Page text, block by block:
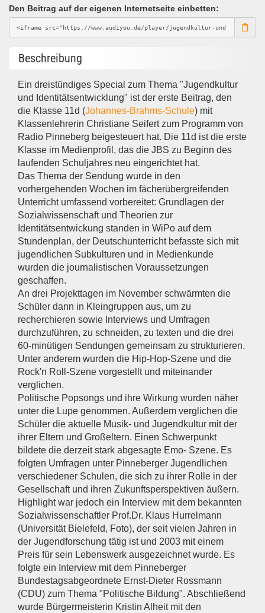
Den Beitrag auf der eigenen Internetseite einbetten:
Beschreibung
Ein dreistündiges Special zum Thema "Jugendkultur
und Identitätsentwicklung" ist der erste Beitrag, den
die Klasse 11d (Johannes-Brahms-Schule) mit
Klassenlehrerin Christiane Seifert zum Programm von
Radio Pinneberg beigesteuert hat. Die 11d ist die erste
Klasse im Medienprofil, das die JBS zu Beginn des
laufenden Schuljahres neu eingerichtet hat.
Das Thema der Sendung wurde in den
vorhergehenden Wochen im fächerübergreifenden
Unterricht umfassend vorbereitet: Grundlagen der
Sozialwissenschaft und Theorien zur
Identitätsentwickung standen in WiPo auf dem
Stundenplan, der Deutschunterricht befasste sich mit
jugendlichen Subkulturen und in Medienkunde
wurden die journalistischen Voraussetzungen
geschaffen.
An drei Projekttagen im November schwärmten die
Schüler dann in Kleingruppen aus, um zu
recherchieren sowie Interviews und Umfragen
durchzuführen, zu schneiden, zu texten und die drei
60-minütigen Sendungen gemeinsam zu strukturieren.
Unter anderem wurden die Hip-Hop-Szene und die
Rock'n Roll-Szene vorgestellt und miteinander
verglichen.
Politische Popsongs und ihre Wirkung wurden näher
unter die Lupe genommen. Außerdem verglichen die
Schüler die aktuelle Musik- und Jugendkultur mit der
ihrer Eltern und Großeltern. Einen Schwerpunkt
bildete die derzeit stark abgesagte Emo- Szene. Es
folgten Umfragen unter Pinneberger Jugendlichen
verschiedener Schulen, die sich zu ihrer Rolle in der
Gesellschaft und ihren Zukunftsperspektiven äußern.
Highlight war jedoch ein Interview mit dem bekannten
Sozialwissenschaftler Prof.Dr. Klaus Hurrelmann
(Universität Bielefeld, Foto), der seit vielen Jahren in
der Jugendforschung tätig ist und 2003 mit einem
Preis für sein Lebenswerk ausgezeichnet wurde. Es
folgte ein Interview mit dem Pinneberger
Bundestagsabgeordnete Ernst-Dieter Rossmann
(CDU) zum Thema "Politische Bildung". Abschließend
wurde Bürgermeisterin Kristin Alheit mit den